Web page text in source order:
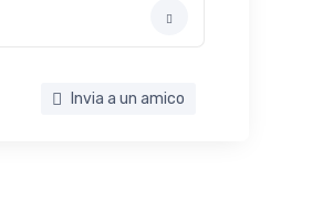
Invia a un amico